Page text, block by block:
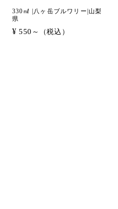
330㎖ |八ヶ岳ブルワリー|山梨
県
¥ 550 ～（税込）